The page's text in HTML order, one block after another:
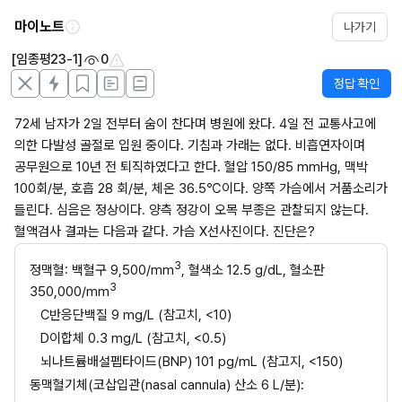
마이노트 나가기
[임종평23-1] 0
정답 확인
72세 남자가 2일 전부터 숨이 찬다며 병원에 왔다. 4일 전 교통사고에
의한 다발성 골절로 입원 중이다. 기침과 가래는 없다. 비흡연자이며
공무원으로 10년 전 퇴직하였다고 한다. 혈압 150/85 mmHg, 맥박
100회/분, 호흡 28 회/분, 체온 36.5℃이다. 양쪽 가슴에서 거품소리가
들린다. 심음은 정상이다. 양측 정강이 오목 부종은 관찰되지 않는다.
혈액검사 결과는 다음과 같다. 가슴 X선사진이다. 진단은?
정맥혈: 백혈구 9,500/mm3, 혈색소 12.5 g/dL, 혈소판
350,000/mm3
C반응단백질 9 mg/L (참고치, <10)
D이합체 0.3 mg/L (참고치, <0.5)
뇌나트륨배설펩타이드(BNP) 101 pg/mL (참고지, <150)
동맥혈기체(코삽입관(nasal cannula) 산소 6 L/분):